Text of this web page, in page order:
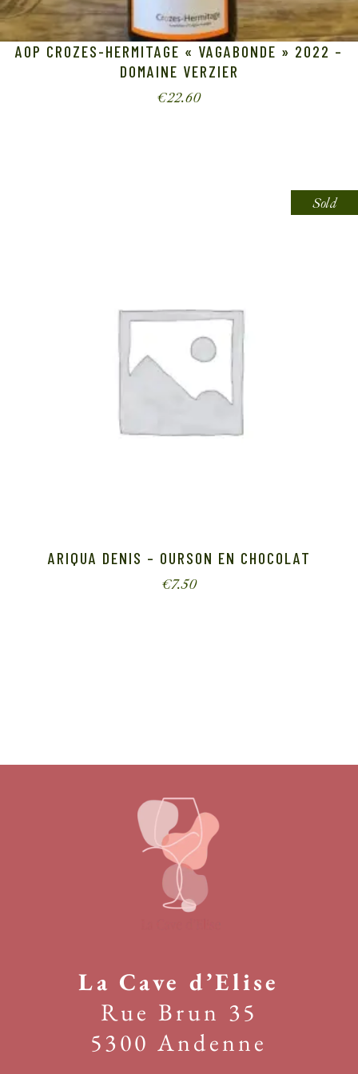
AOP CROZES-HERMITAGE « VAGABONDE » 2022 –
DOMAINE VERZIER
€22.60
Sold
ARIQUA DENIS – OURSON EN CHOCOLAT
€7.50
La Cave d’Elise
Rue Brun 35
5300 Andenne